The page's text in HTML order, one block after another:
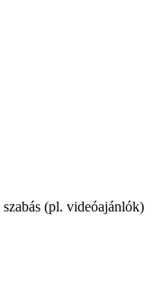
(pl. videóajánlók)